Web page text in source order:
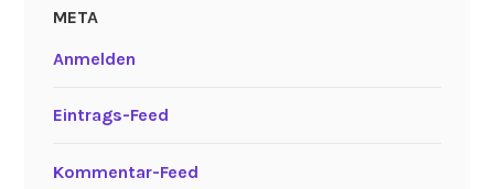
META
Anmelden
Eintrags-Feed
Kommentar-Feed